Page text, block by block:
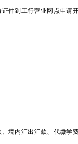
到工行营业网点申请开
境内汇出汇款、代缴学